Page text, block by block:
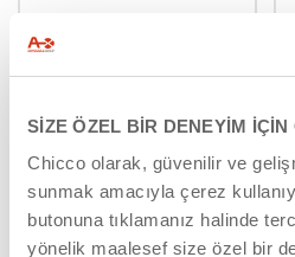
SİZE ÖZEL BİR DENEYİM İÇİN
Chicco olarak, güvenilir ve
sunmak amacıyla çerez
butonuna tıklamanız halinde
yönelik maalesef size özel bir
+ RENKLER